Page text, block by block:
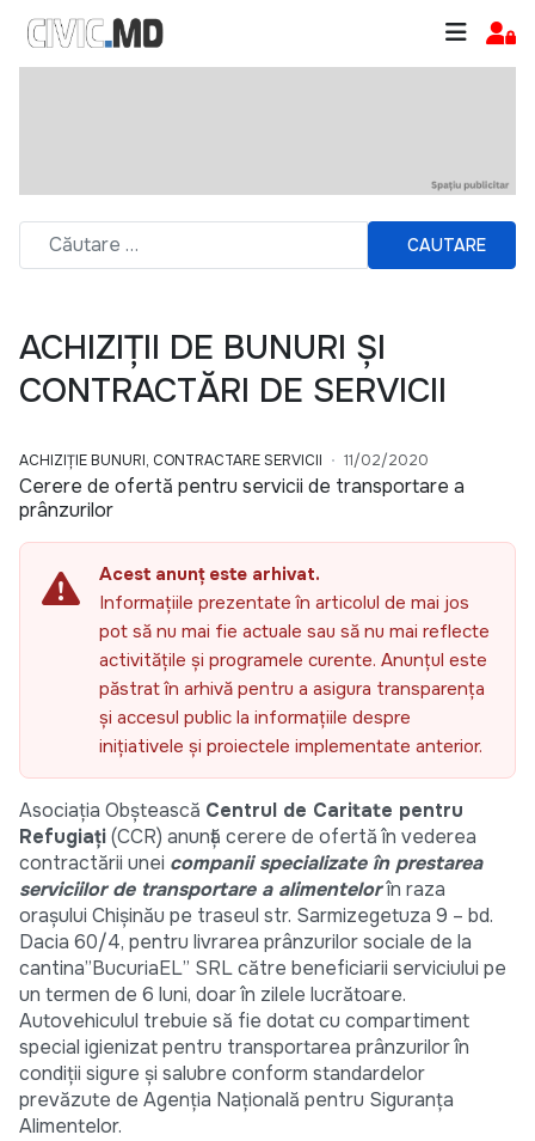
CAUTARE
ACHIZIȚII DE BUNURI ȘI
CONTRACTĂRI DE SERVICII
ACHIZIȚIE BUNURI, CONTRACTARE SERVICII 11/02/2020
Cerere de ofertă pentru servicii de transportare a
prânzurilor
Acest anunț este arhivat.
Informațiile prezentate în articolul de mai jos
pot să nu mai fie actuale sau să nu mai reflecte
activitățile și programele curente. Anunțul este
păstrat în arhivă pentru a asigura transparența
și accesul public la informațiile despre
inițiativele și proiectele implementate anterior.
Asociația Obștească Centrul de Caritate pentru
Refugiați(CCR) anunță cerere de ofertă în vederea
contractării unei companii specializate în prestarea
serviciilor de transportare a alimentelor în raza
orașului Chișinău pe traseul str. Sarmizegetuza 9 – bd.
Dacia 60/4, pentru livrarea prânzurilor sociale de la
cantina”BucuriaEL” SRL către beneficiarii serviciului pe
un termen de 6 luni, doar în zilele lucrătoare.
Autovehiculul trebuie să fie dotat cu compartiment
special igienizat pentru transportarea prânzurilor în
condiții sigure și salubre conform standardelor
prevăzute de Agenția Națională pentru Siguranța
Alimentelor.